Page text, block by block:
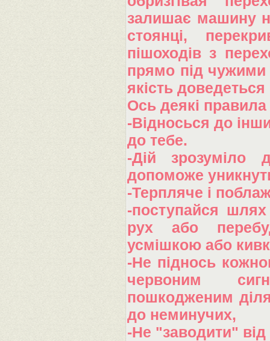
залишає машину
стоянці,
пішоходів з
прямо під чужими
якість доведеться
Ось деякі правила
-Відносься до
до тебе.
-Дій зрозуміло
допоможе
-Терпляче і
-поступайся
рух або
усмішкою або
-Не піднось
червоним
пошкодженим
до неминучих,
-Не "заводити"